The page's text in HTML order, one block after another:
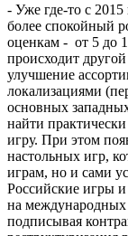
- Уже где-то с
более спокойный
оценкам - от 5 до
происходит
улучшение
локализациями
основных
найти
игру. При этом
настольных игр,
играм, но и сами
Российские игры и
на международных
подписывая